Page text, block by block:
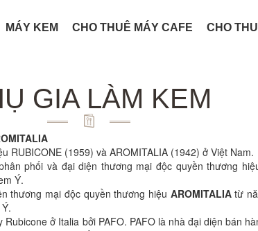
MÁY KEM CHO THUÊ MÁY CAFE CHO
GIA LÀM KEM
RUBICONE (1959) và AROMITALIA (1942) ở Việt Nam.
phối và đại diện thương mại độc quyền thương
Ý.
thương mại độc quyền thương hiệu AROMITALIAtừ
ở Italia bởi PAFO. PAFO là nhà đại diện bán